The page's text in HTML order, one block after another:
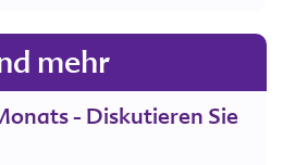
mehr
- Diskutieren Sie